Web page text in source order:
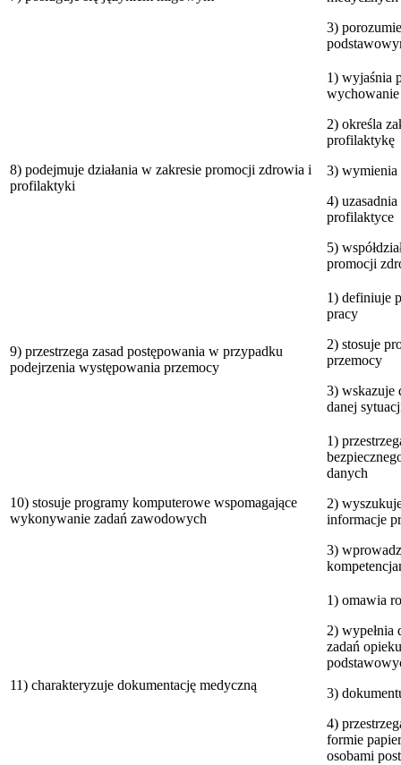
3)
8) podejmuje działania w zakresie promocji zdrowia i
profilaktyki
1) wyjaśnia
2) określa
profilaktykę
3) wymienia
4)
profilaktyce
5)
promocji
9) przestrzega zasad postępowania w przypadku
podejrzenia występowania przemocy
1) definiuje
pracy
2) stosuje
przemocy
3) wskazuje
danej
10) stosuje programy komputerowe wspomagające
wykonywanie zadań zawodowych
1)
danych
2)
informacje
3)
11) charakteryzuje dokumentację medyczną
1) omawia
2) wypełnia
zadań
3)
4)
formie
osobami